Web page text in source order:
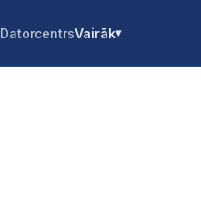
DatorcentrsVairāk